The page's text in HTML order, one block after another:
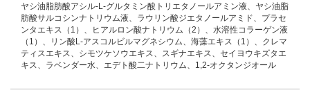
ヤシ油脂肪酸アシル-L-グルタミン酸トリエタノールアミン液、ヤシ油脂
肪酸サルコシンナトリウム液、ラウリン酸ジエタノールアミド、プラセ
ンタエキス（1）、ヒアルロン酸ナトリウム（2）、水溶性コラーゲン液
（1）、リン酸L-アスコルビルマグネシウム、海藻エキス（1）、クレマ
ティスエキス、シモツケソウエキス、スギナエキス、セイヨウキズタエ
キス、ラベンダー水、エデト酸二ナトリウム、1,2-オクタンジオール